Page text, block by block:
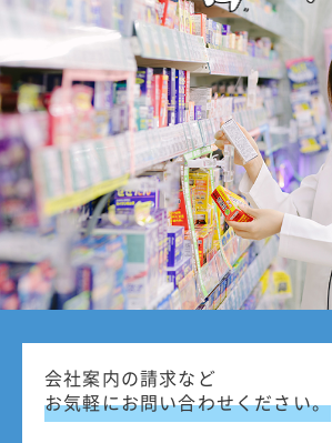
会社案内の請求など
お気軽にお問い合わせください。